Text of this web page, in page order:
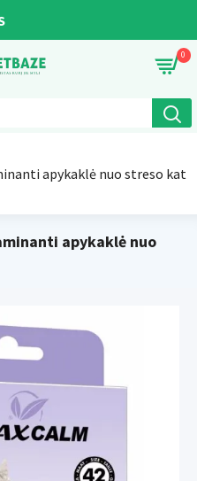
0
apykaklė nuo streso kat
apykaklė nuo